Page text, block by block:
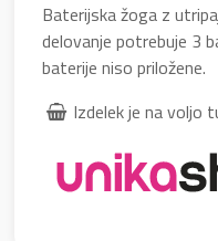
Baterijska žoga z
delovanje potrebuje 3
baterije niso priložene.
Izdelek je na voljo